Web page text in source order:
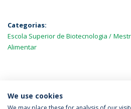
Categorias:
Escola Superior de Biotecnologia
Alimentar
MAIS NOTÍCIAS
We use cookies